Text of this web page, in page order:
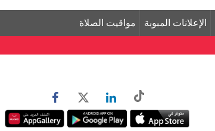
الإعلانات المبوبة مواقيت الصلاة